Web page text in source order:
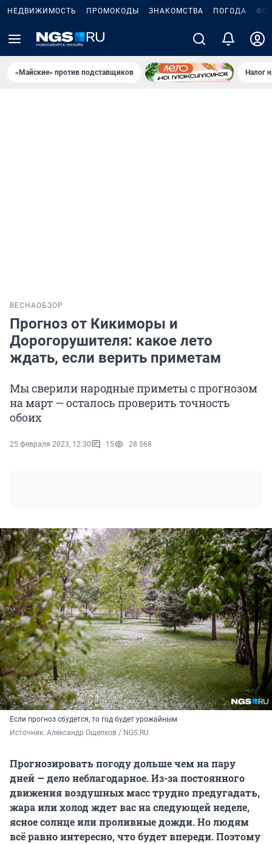
НЕДВИЖИМОСТЬ ПРОМОКОДЫ ЗНАКОМСТВА ПОГОДА
«Майские» против подставщиков Налог
ВЕСНАОБЗОР
Прогноз от Кикиморы и
Дорогорушителя: какое лето
ждать, если верить приметам
Мы сверили народные приметы с прогнозом
на март — осталось проверить точность
обоих
25 февраля 2023, 12:30 15 28 568
Если прогноз сбудется, то год будет урожайным
Источник: Александр Ощепков / NGS.RU
Прогнозировать погоду дольше чем на пару
дней — дело неблагодарное. Из-за постоянного
движения воздушных масс трудно предугадать,
жара или холод ждет вас на следующей неделе,
ясное солнце или проливные дожди. Но людям
всё равно интересно, что будет впереди. Поэтому